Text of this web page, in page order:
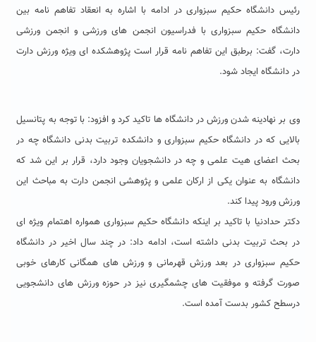
رئیس دانشگاه حکیم سبزواری در ادامه با اشاره به انعقاد تفاهم نامه بین
دانشگاه حکیم سبزواری با فدراسیون انجمن های ورزشی و انجمن ورزشی
دارت، گفت: برطبق این تفاهم نامه قرار است پژوهشکده ای ویژه ورزش دارت
در دانشگاه ایجاد شود.
وی بر نهادینه شدن ورزش در دانشگاه ها تاکید کرد و افزود: با توجه به پتانسیل
بالایی که در دانشگاه حکیم سبزواری و دانشکده تربیت بدنی دانشگاه چه در
بحث اعضای هیت علمی و چه در دانشجویان وجود دارد، قرار بر این شد که
دانشگاه به عنوان یکی از ارکان علمی و پژوهشی انجمن دارت به مباحث این
ورزش ورود پیدا کند.
دکتر حدادنیا با تاکید بر اینکه دانشگاه حکیم سبزواری همواره اهتمام ویژه ای
در بحث تربیت بدنی داشته است، ادامه داد: در چند سال اخیر در دانشگاه
حکیم سبزواری در بعد ورزش قهرمانی و ورزش های همگانی کارهای خوبی
صورت گرفته و موفقیت های چشمگیری نیز در حوزه ورزش های دانشجویی
درسطح کشور بدست آمده است.